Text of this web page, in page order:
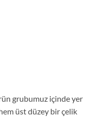
grubumuz içinde yer
üst düzey bir çelik